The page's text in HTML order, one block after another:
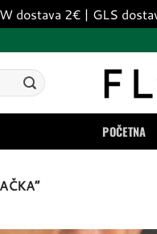
dostava 2€ | GLS
POČETNA